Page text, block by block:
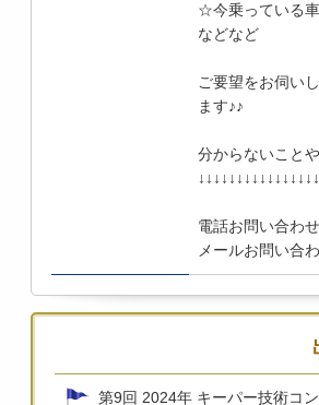
☆今乗っている
などなど
ご要望をお伺い
ます♪♪
分からないこと
電話お問い合わ
メールお問い合
第9回 2024年 キーパー技術コ